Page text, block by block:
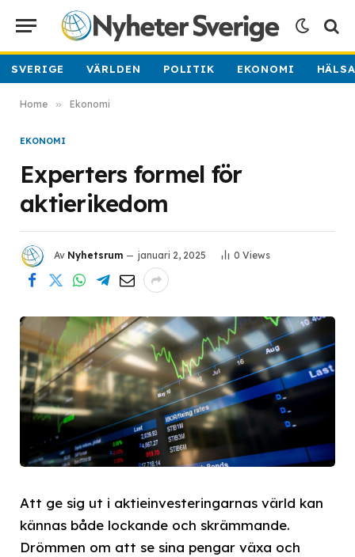
SVERIGE VÄRLDEN POLITIK EKONOMI
Home » Ekonomi
EKONOMI
Experters formel för
aktierikedom
Av Nyhetsrum januari 2, 2025 0 Views
Att ge sig ut i aktieinvesteringarnas värld kan
kännas både lockande och skrämmande.
Drömmen om att se sina pengar växa och